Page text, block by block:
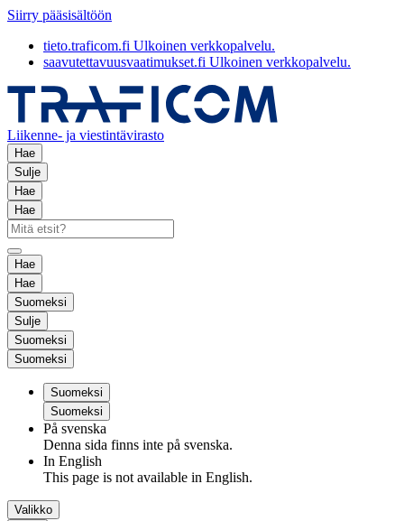
Siirry pääsisältöön
tieto.traficom.fi Ulkoinen verkkopalvelu.
saavutettavuusvaatimukset.fi Ulkoinen verkkopalvelu.
Liikenne- ja viestintävirasto
Hae
Sulje
Hae
Hae
Hae
Hae
Suomeksi
Sulje
Suomeksi
Suomeksi
Suomeksi
Suomeksi
På svenska
Denna sida finns inte på svenska.
In English
This page is not available in English.
Valikko